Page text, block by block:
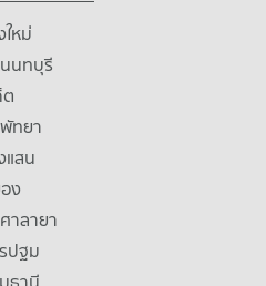
หม่
นทบุรี
ทยา
แสน
ง
าลายา
ปฐม